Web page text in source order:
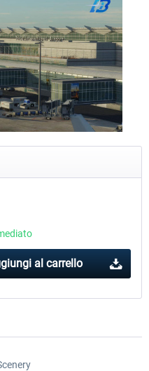
X-Plane.org - King Air 350
al carrello